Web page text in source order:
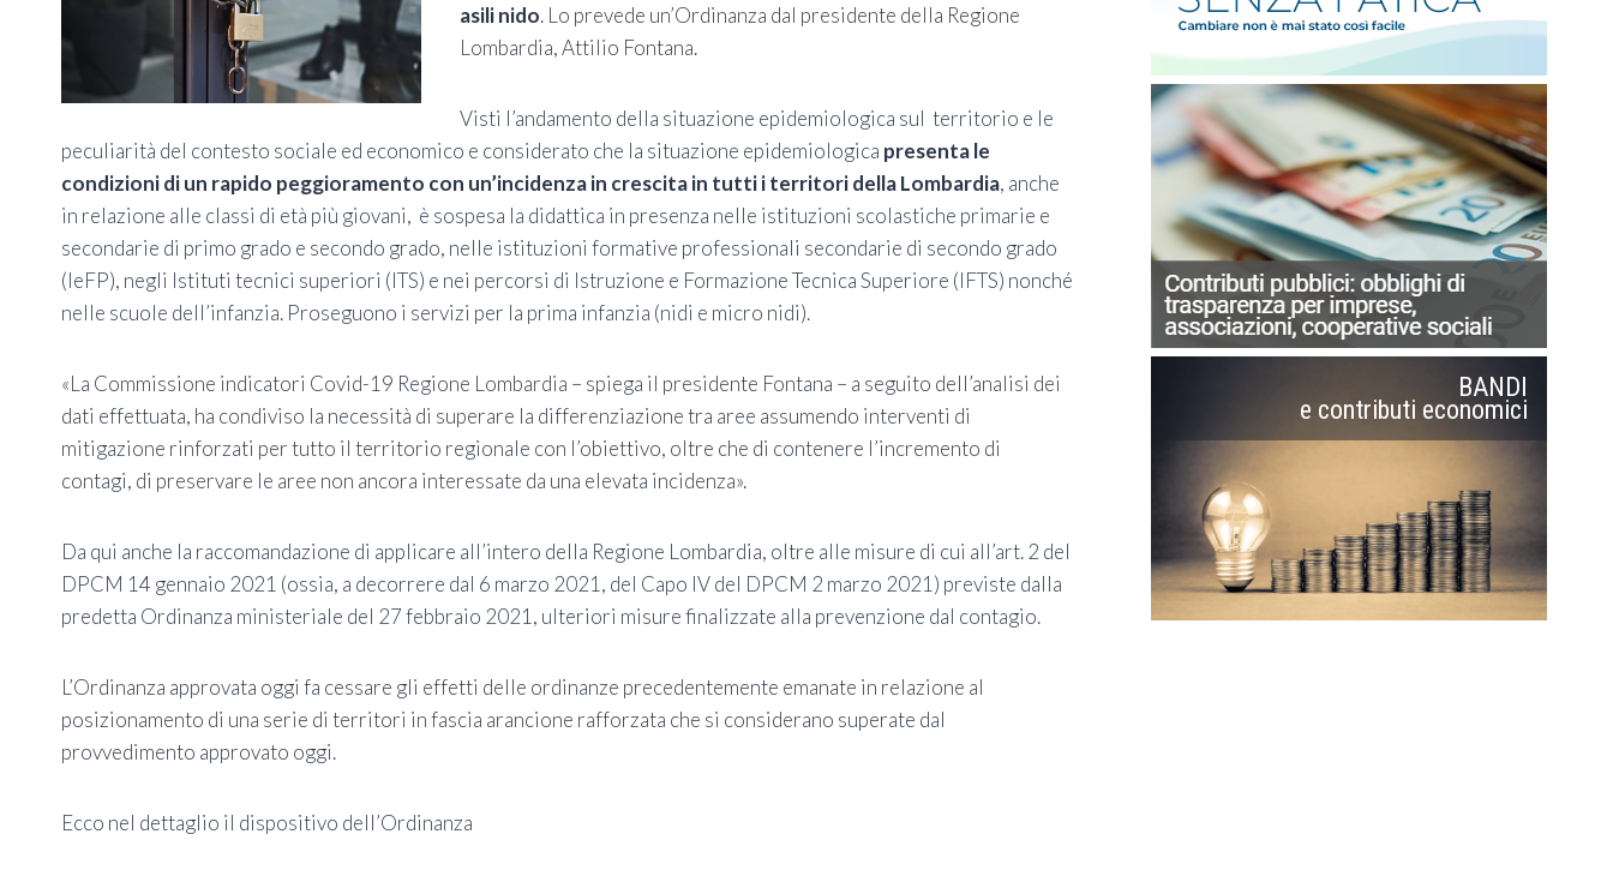
asili nido. Lo prevede un’Ordinanza dal presidente della Regione
Lombardia, Attilio Fontana.
Visti l’andamento della situazione epidemiologica sul territorio e le
peculiarità del contesto sociale ed economico e considerato che la situazione epidemiologica presenta le
condizioni di un rapido peggioramento con un’incidenza in crescita in tutti i territori della Lombardia, anche
in relazione alle classi di età più giovani, è sospesa la didattica in presenza nelle istituzioni scolastiche primarie e
secondarie di primo grado e secondo grado, nelle istituzioni formative professionali secondarie di secondo grado
(IeFP), negli Istituti tecnici superiori (ITS) e nei percorsi di Istruzione e Formazione Tecnica Superiore (IFTS) nonché
nelle scuole dell’infanzia. Proseguono i servizi per la prima infanzia (nidi e micro nidi).
«La Commissione indicatori Covid-19 Regione Lombardia – spiega il presidente Fontana – a seguito dell’analisi dei
dati effettuata, ha condiviso la necessità di superare la differenziazione tra aree assumendo interventi di
mitigazione rinforzati per tutto il territorio regionale con l’obiettivo, oltre che di contenere l’incremento di
contagi, di preservare le aree non ancora interessate da una elevata incidenza».
Da qui anche la raccomandazione di applicare all’intero della Regione Lombardia, oltre alle misure di cui all’art. 2 del
DPCM 14 gennaio 2021 (ossia, a decorrere dal 6 marzo 2021, del Capo IV del DPCM 2 marzo 2021) previste dalla
predetta Ordinanza ministeriale del 27 febbraio 2021, ulteriori misure finalizzate alla prevenzione dal contagio.
L’Ordinanza approvata oggi fa cessare gli effetti delle ordinanze precedentemente emanate in relazione al
posizionamento di una serie di territori in fascia arancione rafforzata che si considerano superate dal
provvedimento approvato oggi.
Ecco nel dettaglio il dispositivo dell’Ordinanza
BANDI
e contributi economici